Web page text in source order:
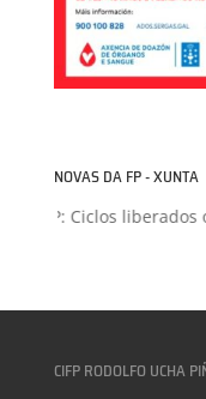
NOVAS DA FP - XUNTA
FP: Ciclos liberados ou
CIFP RODOLFO UCHA